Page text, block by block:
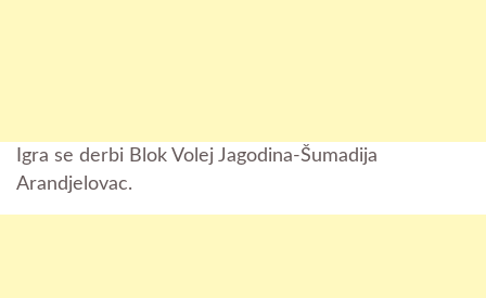
Igra se derbi Blok Volej Jagodina-Šumadija
Arandjelovac.